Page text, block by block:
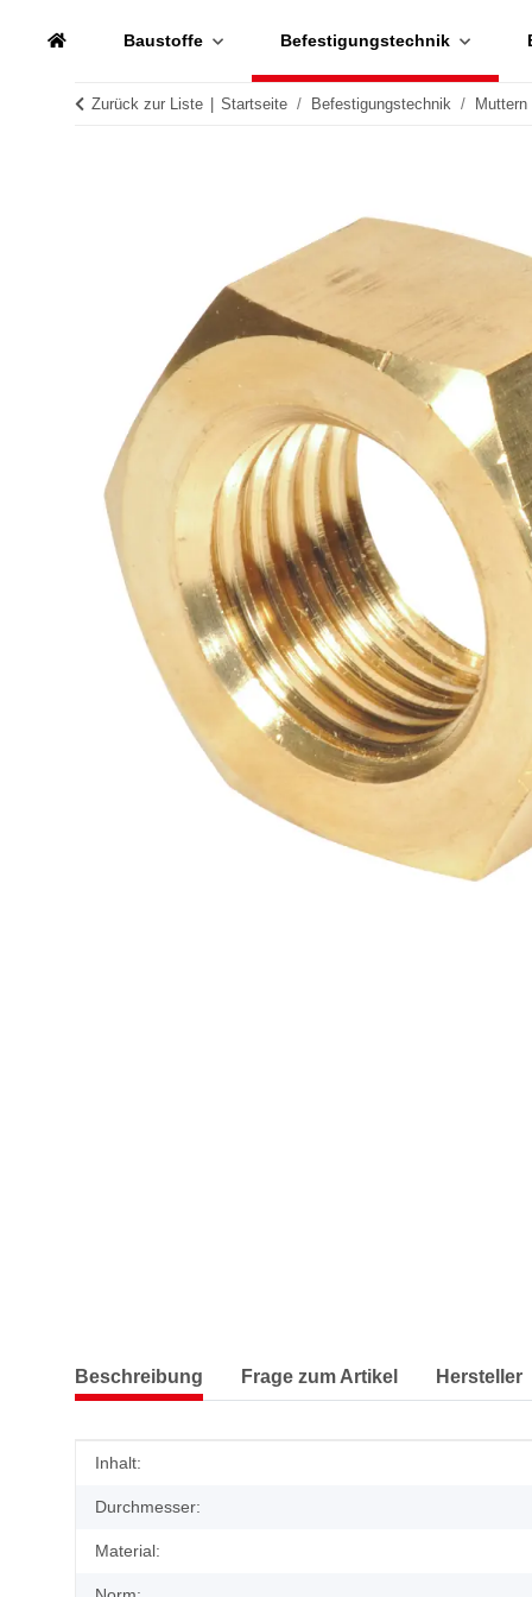
Baustoffe Befestigungstechnik
Zurück zur Liste Startseite Befestigungstechnik Muttern
Beschreibung Frage zum Artikel Hersteller
Produkteigenschaft
Wert
Inhalt:
Durchmesser:
Material: